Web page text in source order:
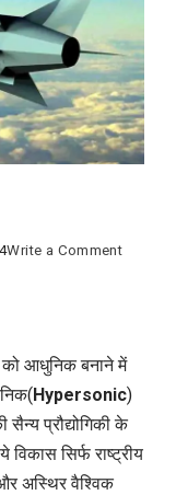
Write a Commenton
छलांग
2024:
रणनीतिक
रक्षा
को आधुनिक बनाने में
Hypersonic)
प्रौद्योगिकी के
सिर्फ राष्ट्रीय
अस्थिर वैश्विक